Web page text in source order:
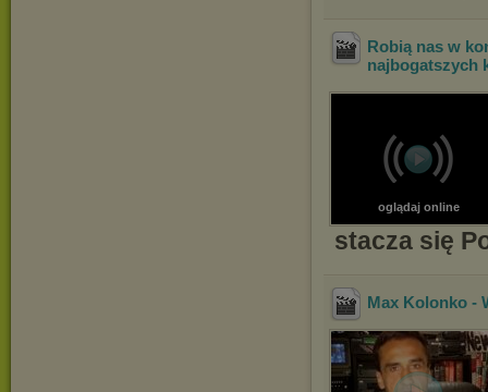
Robią nas w
najbogatszych
oglądaj online
stacza się
Max Kolonko -